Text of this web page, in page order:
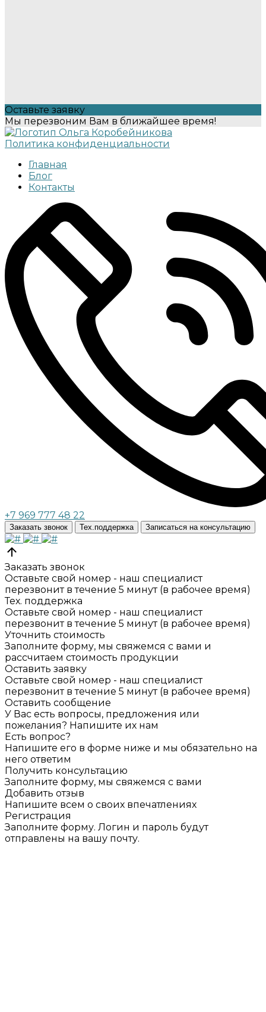
Оставьте заявку
Мы перезвоним Вам в ближайшее время!
Политика конфиденциальности
Главная
Блог
Контакты
+7 969 777 48 22
Заказать звонок Тех.поддержка Записаться на консультацию
Заказать звонок
Оставьте свой номер - наш специалист
перезвонит в течение 5 минут (в рабочее время)
Тех. поддержка
Оставьте свой номер - наш специалист
перезвонит в течение 5 минут (в рабочее время)
Уточнить стоимость
Заполните форму, мы свяжемся с вами и
рассчитаем стоимость продукции
Оставить заявку
Оставьте свой номер - наш специалист
перезвонит в течение 5 минут (в рабочее время)
Оставить сообщение
У Вас есть вопросы, предложения или
пожелания? Напишите их нам
Есть вопрос?
Напишите его в форме ниже и мы обязательно на
него ответим
Получить консультацию
Заполните форму, мы свяжемся с вами
Добавить отзыв
Напишите всем о своих впечатлениях
Регистрация
Заполните форму. Логин и пароль будут
отправлены на вашу почту.